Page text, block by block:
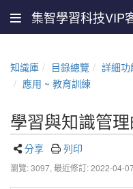
集智學習科技VIP
知識庫 目錄總覽 詳細
應用 ~ 教育訓練
學習與知識管
分享 列印
瀏覽: 3097, 最近修訂: 2022-04-